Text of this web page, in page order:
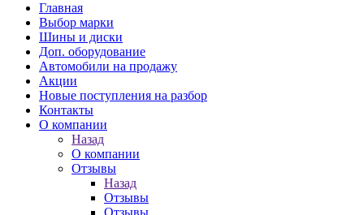
Главная
Выбор марки
Шины и диски
Доп. оборудование
Автомобили на продажу
Акции
Новые поступления на разбор
Контакты
О компании
Назад
О компании
Отзывы
Назад
Отзывы
Отзывы